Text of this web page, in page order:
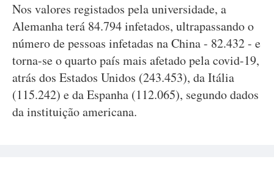
Nos valores registados pela universidade, a
Alemanha terá 84.794 infetados, ultrapassando o
número de pessoas infetadas na China - 82.432 - e
torna-se o quarto país mais afetado pela covid-19,
atrás dos Estados Unidos (243.453), da Itália
(115.242) e da Espanha (112.065), segundo dados
da instituição americana.